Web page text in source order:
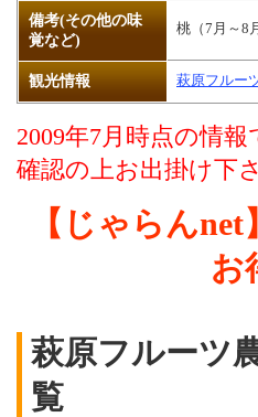
備考(その他の味
覚など)
桃（7月～8
観光情報 萩原フルー
2009年7月時点の情
確認の上お出掛け下さ
【じゃらん
お
萩原フルーツ
覧